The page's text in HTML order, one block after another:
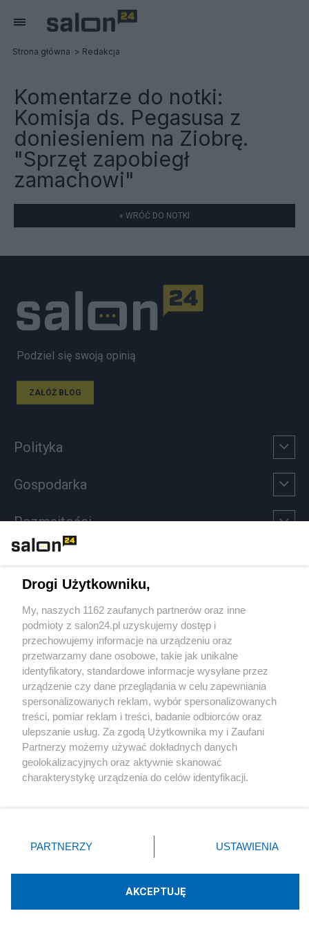
Strona główna Redakcja
Komentarze do notki:
Komisja ds. Pegasusa z
doniesieniem na Ziobrę.
"Sprzęt zapobiegł
zamachowi"
« WRÓĆ DO NOTKI
Podziel się swoją opinią
ZAŁÓŻ BLOG
Polityka
Gospodarka
Rozmaitości
Sport
Społeczeństwo
Kultura
X Facebook Instagram Youtube
Technologię dostarcza:W3media.pl
Drogi Użytkowniku,
My, naszych 1162 zaufanych partnerów oraz inne
podmioty z salon24.pl uzyskujemy dostęp i
przechowujemy informacje na urządzeniu oraz
przetwarzamy dane osobowe, takie jak unikalne
identyfikatory, standardowe informacje wysyłane przez
urządzenie czy dane przeglądania w celu zapewniania
spersonalizowanych reklam, wybór spersonalizowanych
treści, pomiar reklam i treści, badanie odbiorców oraz
ulepszanie usług. Za zgodą Użytkownika my i Zaufani
Partnerzy możemy używać dokładnych danych
geolokalizacyjnych oraz aktywnie skanować
charakterystykę urządzenia do celów identyfikacji.
zmienić/wycofać klikając przycisk ustawień prywatności
znajdujący się w lewym dolnym rogu strony
rodzaje przetwarzania danych nie wymagają zgody
użytkownika, ale masz prawo sprzeciwić się takiemu
PARTNERZY USTAWIENIA
AKCEPTUJĘ